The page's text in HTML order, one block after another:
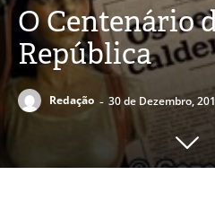
O Centenário
República
Redação - 30 de Dezembro,